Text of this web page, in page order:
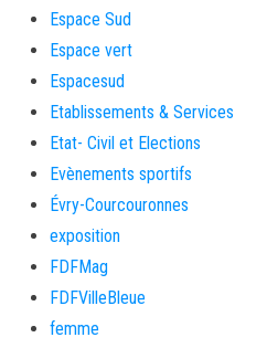
Espace Sud
Espace vert
Espacesud
Etablissements & Services
Etat- Civil et Elections
Evènements sportifs
Évry-Courcouronnes
exposition
FDFMag
FDFVilleBleue
femme